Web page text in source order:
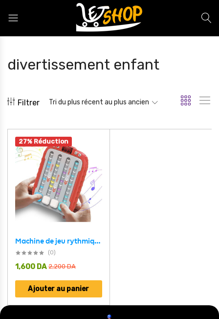
divertissement enfant
Filtrer Tri du plus récent au plus ancien
27% Réduction
Machine de jeu rythmique anti-stress avec musique et lumière – لعبة أطفال مسلية
(0)
2,200DA
1,600 DA
Ajouter au panier